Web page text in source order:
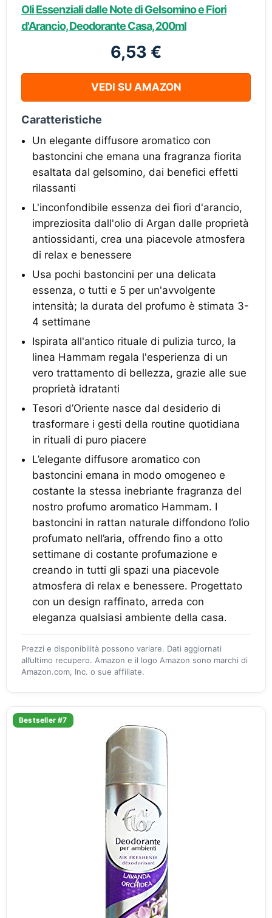
Oli Essenziali dalle Note di Gelsomino e Fiori
d'Arancio, Deodorante Casa, 200ml
6,53 €
VEDI SU AMAZON
Caratteristiche
Un elegante diffusore aromatico con
bastoncini che emana una fragranza fiorita
esaltata dal gelsomino, dai benefici effetti
rilassanti
L'inconfondibile essenza dei fiori d'arancio,
impreziosita dall'olio di Argan dalle proprietà
antiossidanti, crea una piacevole atmosfera
di relax e benessere
Usa pochi bastoncini per una delicata
essenza, o tutti e 5 per un'avvolgente
intensità; la durata del profumo è stimata 3-
4 settimane
Ispirata all'antico rituale di pulizia turco, la
linea Hammam regala l'esperienza di un
vero trattamento di bellezza, grazie alle sue
proprietà idratanti
Tesori d’Oriente nasce dal desiderio di
trasformare i gesti della routine quotidiana
in rituali di puro piacere
L’elegante diffusore aromatico con
bastoncini emana in modo omogeneo e
costante la stessa inebriante fragranza del
nostro profumo aromatico Hammam. I
bastoncini in rattan naturale diffondono l’olio
profumato nell’aria, offrendo fino a otto
settimane di costante profumazione e
creando in tutti gli spazi una piacevole
atmosfera di relax e benessere. Progettato
con un design raffinato, arreda con
eleganza qualsiasi ambiente della casa.
Prezzi e disponibilità possono variare. Dati aggiornati
all’ultimo recupero. Amazon e il logo Amazon sono marchi di
Amazon.com, Inc. o sue affiliate.
Bestseller #7